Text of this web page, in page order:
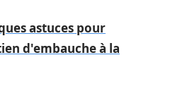
astuces pour
d'embauche à la